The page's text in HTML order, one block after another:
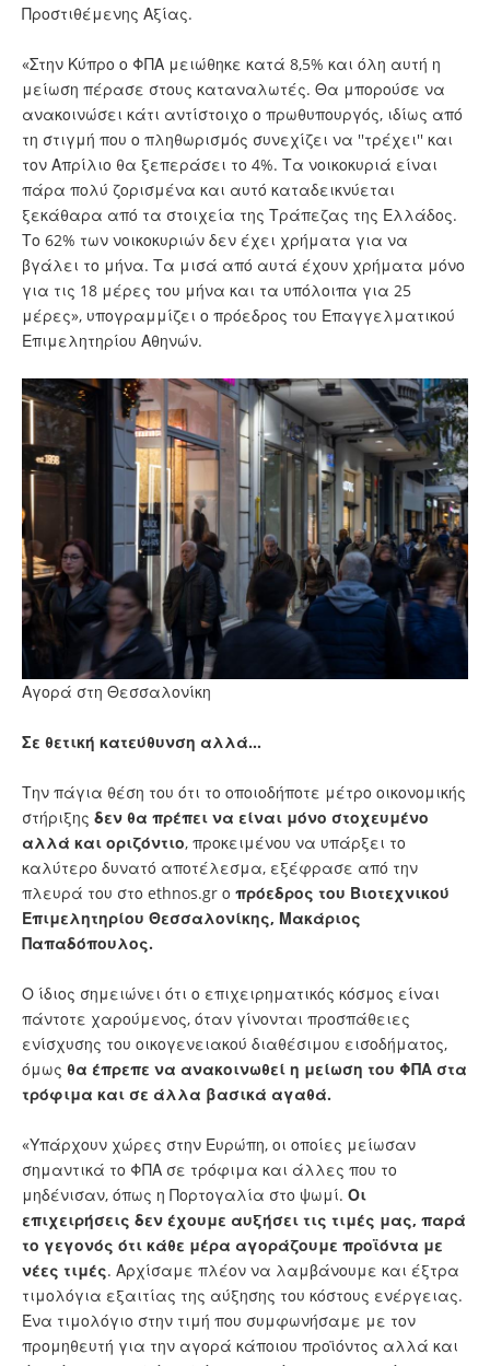
Προστιθέμενης Αξίας.
«Στην Κύπρο ο ΦΠΑ μειώθηκε κατά 8,5% και όλη αυτή η
μείωση πέρασε στους καταναλωτές. Θα μπορούσε να
ανακοινώσει κάτι αντίστοιχο ο πρωθυπουργός, ιδίως από
τη στιγμή που ο πληθωρισμός συνεχίζει να ''τρέχει'' και
τον Απρίλιο θα ξεπεράσει το 4%. Τα νοικοκυριά είναι
πάρα πολύ ζορισμένα και αυτό καταδεικνύεται
ξεκάθαρα από τα στοιχεία της Τράπεζας της Ελλάδος.
Το 62% των νοικοκυριών δεν έχει χρήματα για να
βγάλει το μήνα. Τα μισά από αυτά έχουν χρήματα μόνο
για τις 18 μέρες του μήνα και τα υπόλοιπα για 25
μέρες», υπογραμμίζει ο πρόεδρος του Επαγγελματικού
Επιμελητηρίου Αθηνών.
Αγορά στη Θεσσαλονίκη
Σε θετική κατεύθυνση αλλά…
Την πάγια θέση του ότι το οποιοδήποτε μέτρο οικονομικής
στήριξης δεν θα πρέπει να είναι μόνο στοχευμένο
αλλά και οριζόντιο, προκειμένου να υπάρξει το
καλύτερο δυνατό αποτέλεσμα, εξέφρασε από την
πλευρά του στο ethnos.gr ο πρόεδρος του Βιοτεχνικού
Επιμελητηρίου Θεσσαλονίκης, Μακάριος
Παπαδόπουλος.
Ο ίδιος σημειώνει ότι ο επιχειρηματικός κόσμος είναι
πάντοτε χαρούμενος, όταν γίνονται προσπάθειες
ενίσχυσης του οικογενειακού διαθέσιμου εισοδήματος,
όμως θα έπρεπε να ανακοινωθεί η μείωση του ΦΠΑ στα
τρόφιμα και σε άλλα βασικά αγαθά.
«Υπάρχουν χώρες στην Ευρώπη, οι οποίες μείωσαν
σημαντικά το ΦΠΑ σε τρόφιμα και άλλες που το
μηδένισαν, όπως η Πορτογαλία στο ψωμί. Οι
επιχειρήσεις δεν έχουμε αυξήσει τις τιμές μας, παρά
το γεγονός ότι κάθε μέρα αγοράζουμε προϊόντα με
νέες τιμές. Αρχίσαμε πλέον να λαμβάνουμε και έξτρα
τιμολόγια εξαιτίας της αύξησης του κόστους ενέργειας.
Ένα τιμολόγιο στην τιμή που συμφωνήσαμε με τον
προμηθευτή για την αγορά κάποιου προϊόντος αλλά και